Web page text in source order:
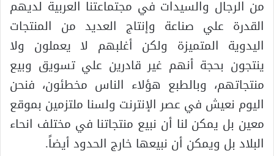
من الرجال والسيدات في مجتماعتنا العربية لديهم
القدرة علي صناعة وإنتاج العديد من المنتجات
اليدوية المتميزة ولكن أغلبهم لا يعملون ولا
ينتجون بحجة أنهم غير قادرين علي تسويق وبيع
منتجاتهم، وبالطبع هؤلاء الناس مخطئون، فنحن
اليوم نعيش في عصر الإنترنت ولسنا ملتزمين بموقع
معين بل يمكن لنا أن نبيع منتجاتنا في مختلف انحاء
البلاد بل ويمكن أن نبيعها خارج الحدود أيضاً.